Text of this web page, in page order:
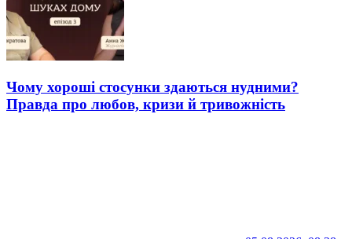
Чому хороші стосунки здаються нудними?
Правда про любов, кризи й тривожність